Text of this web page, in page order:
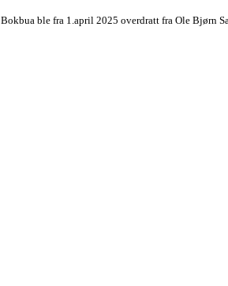
Bokbua ble fra 1.april 2025 overdratt fra Ole Bjørn